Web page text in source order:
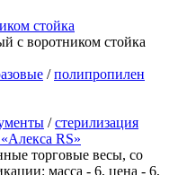
стойка
с воротником стойка
/полипропилен
/стерилизация
RS»
торговые весы, со
масса - 6, цена - 6,